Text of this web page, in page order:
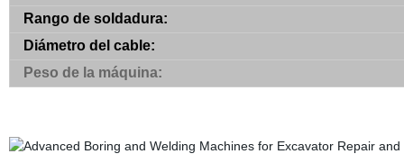
Rango de soldadura:
Diámetro del cable:
Peso de la máquina: